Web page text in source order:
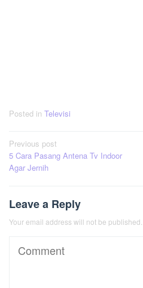
Posted in Televisi
Post
navigation
Previous post
5 Cara Pasang Antena Tv Indoor
Agar Jernih
Leave a Reply
Your email address will not be published.